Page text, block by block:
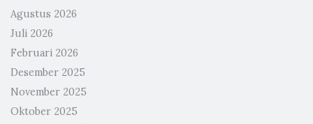
Agustus 2026
Juli 2026
Februari 2026
Desember 2025
November 2025
Oktober 2025